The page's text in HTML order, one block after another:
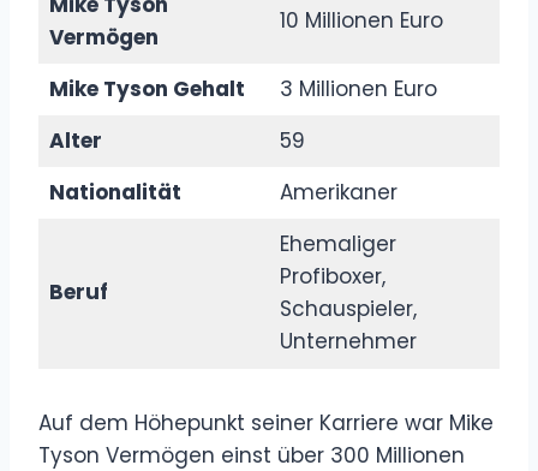
Vermögen
10 Millionen Euro
Mike Tyson Gehalt
3 Millionen Euro
Alter
59
Nationalität
Amerikaner
Beruf
Ehemaliger
Profiboxer,
Schauspieler,
Unternehmer
Auf dem Höhepunkt seiner Karriere war Mike
Tyson Vermögen einst über 300 Millionen